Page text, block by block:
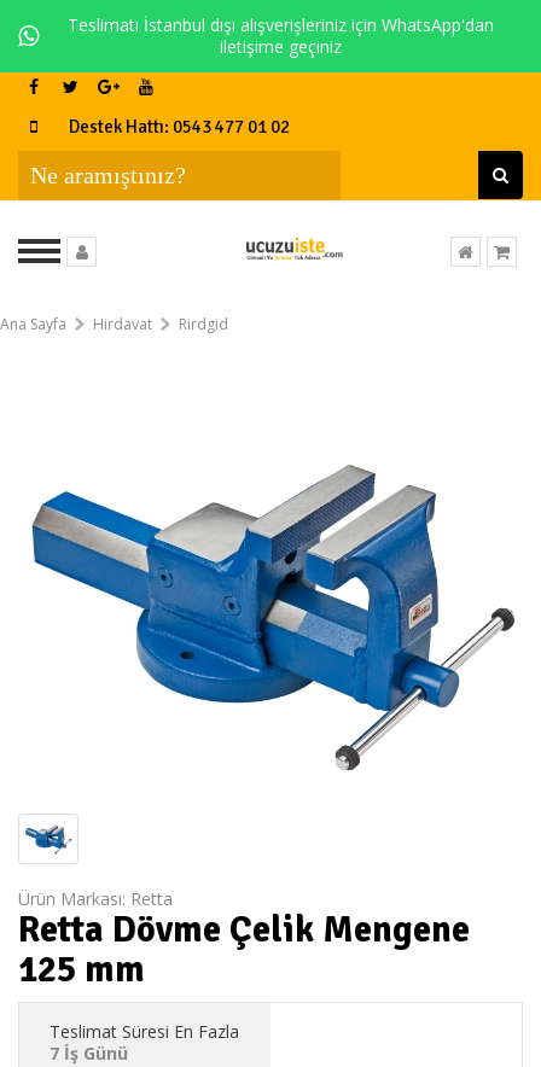
Teslimatı İstanbul dışı alışverişleriniz için WhatsApp'dan
iletişime geçiniz
Destek Hattı: 0543 477 01 02
Ana Sayfa Hirdavat Rirdgid
Ürün Markası: Retta
Retta Dövme Çelik Mengene
125 mm
Teslimat Süresi En Fazla
7 İş Günü